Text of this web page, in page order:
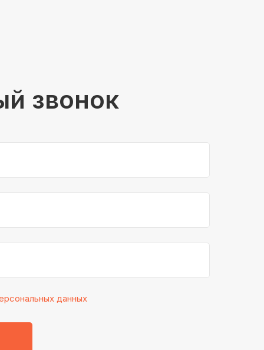
звонок
данных